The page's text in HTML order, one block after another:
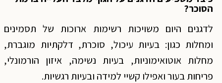
הסוכר?
לדגנים היום משויכות רשימות ארוכות של תסמינים
ומחלות כגון: בעיות עיכול, סוכרת, דלקתיות מוגברת,
מחלות אוטואימוניות, בעיות נשימה, איזון הורמונלי,
פריחות בעור ואפילו קשיי למידה ובעיות רגשיות.